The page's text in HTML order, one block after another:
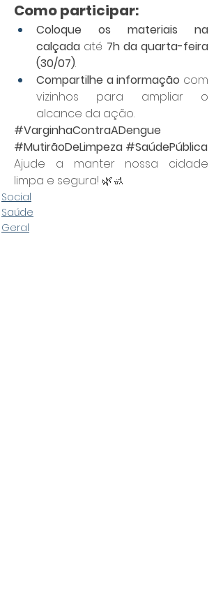
Como participar:
Coloque os materiais na
calçada até 7h da quarta-feira
(30/07).
Compartilhe a informação com
vizinhos para ampliar o
alcance da ação.
#VarginhaContraADengue
#MutirãoDeLimpeza #SaúdePública
Ajude a manter nossa cidade
limpa e segura! 🌿🚮
Social
Saúde
Geral